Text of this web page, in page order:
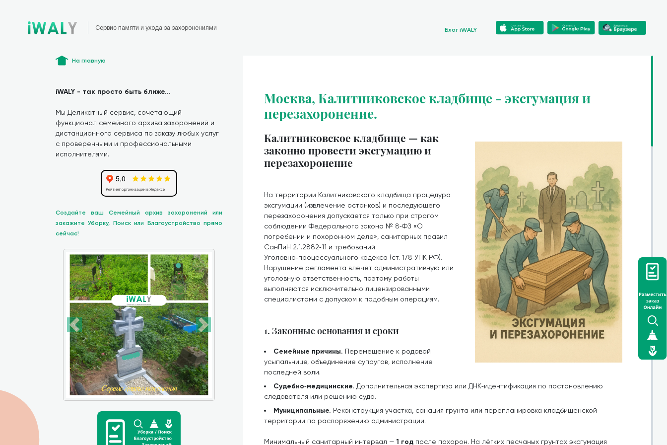
Сервис памяти и ухода за захоронениями Блог iWALY
На главную
iWALY - так просто быть ближе...
Мы Деликатный сервис, сочетающий
функционал семейного архива захоронений и
дистанционного сервиса по заказу любых услуг
с проверенными и профессиональными
исполнителями.
Создайте ваш Семейный архив захоронений или
закажите Уборку, Поиск или Благоустройство прямо
сейчас!
Москва, Калитниковское кладбище - эксгумация и
перезахоронение.
Калитниковское кладбище — как
законно провести эксгумацию и
перезахоронение
На территории Калитниковского кладбища процедура
эксгумации (извлечение останков) и последующего
перезахоронения допускается только при строгом
соблюдении Федерального закона № 8‑ФЗ «О
погребении и похоронном деле», санитарных правил
СанПиН 2.1.2882‑11 и требований
Уголовно‑процессуального кодекса (ст. 178 УПК РФ).
Нарушение регламента влечёт административную или
уголовную ответственность, поэтому работы
выполняются исключительно лицензированными
специалистами с допуском к подобным операциям.
1. Законные основания и сроки
Семейные причины. Перемещение к родовой
усыпальнице, объединение супругов, исполнение
последней воли.
Судебно‑медицинские. Дополнительная экспертиза или ДНК‑идентификация по постановлению
следователя или решению суда.
Муниципальные. Реконструкция участка, санация грунта или перепланировка кладбищенской
территории по распоряжению администрации.
Минимальный санитарный интервал —1 год после похорон. На лёгких песчаных грунтах эксгумация